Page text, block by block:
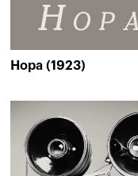
Нора (1923)